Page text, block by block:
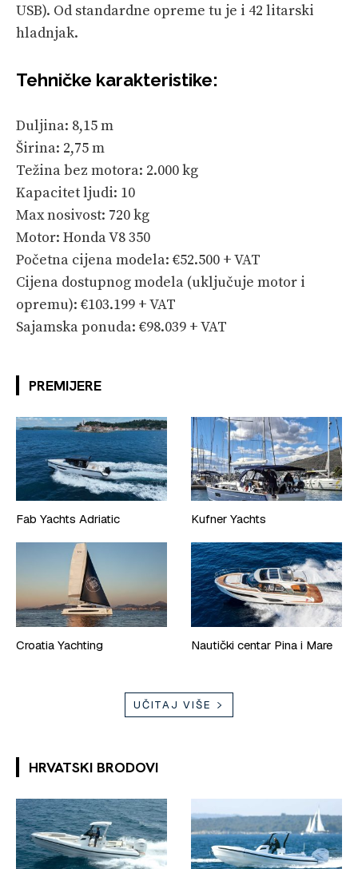
USB). Od standardne opreme tu je i 42 litarski
hladnjak.
Tehničke karakteristike:
Duljina: 8,15 m
Širina: 2,75 m
Težina bez motora: 2.000 kg
Kapacitet ljudi: 10
Max nosivost: 720 kg
Motor: Honda V8 350
Početna cijena modela: €52.500 + VAT
Cijena dostupnog modela (uključuje motor i
opremu): €103.199 + VAT
Sajamska ponuda: €98.039 + VAT
PREMIJERE
Fab Yachts Adriatic Kufner Yachts
Croatia Yachting Nautički centar Pina i Mare
UČITAJ VIŠE
HRVATSKI BRODOVI